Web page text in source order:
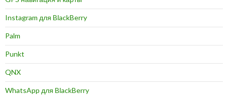
Instagram для BlackBerry
Palm
Punkt
QNX
WhatsApp для BlackBerry